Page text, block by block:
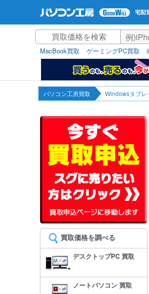
MacBook買取 ゲーミングPC買取
パソコン工房買取 Windowsタブレ
買取価格を調べる
デスクトップPC 買取
ノートパソコン 買取